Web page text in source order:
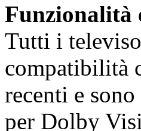
Funzionalità
Tutti i
compatibilità
recenti e
per Dolby